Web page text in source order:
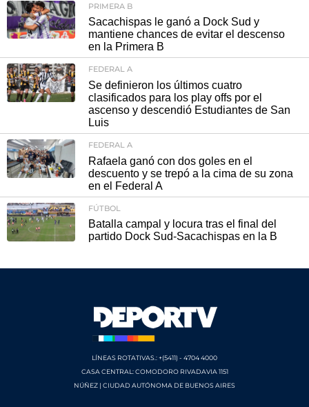
PRIMERA B
Sacachispas le ganó a Dock Sud y
mantiene chances de evitar el descenso
en la Primera B
FEDERAL A
Se definieron los últimos cuatro
clasificados para los play offs por el
ascenso y descendió Estudiantes de San
Luis
FEDERAL A
Rafaela ganó con dos goles en el
descuento y se trepó a la cima de su zona
en el Federal A
FÚTBOL
Batalla campal y locura tras el final del
partido Dock Sud-Sacachispas en la B
LÍNEAS ROTATIVAS.: +(5411) - 4704 4000
CASA CENTRAL: COMODORO RIVADAVIA 1151
NÚÑEZ | CIUDAD AUTÓNOMA DE BUENOS AIRES